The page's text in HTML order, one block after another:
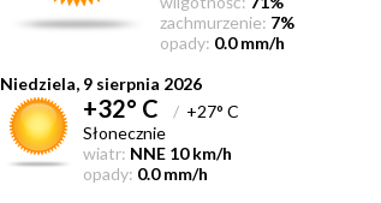
zachmurzenie: 7%
opady: 0.0 mm/h
Niedziela, 9 sierpnia 2026
+32° C / +27° C
Słonecznie
wiatr: NNE 10 km/h
opady: 0.0 mm/h